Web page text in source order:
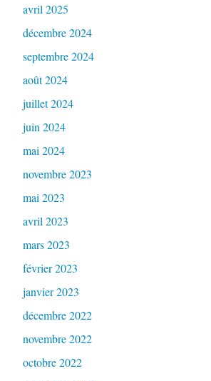
avril 2025
décembre 2024
septembre 2024
août 2024
juillet 2024
juin 2024
mai 2024
novembre 2023
mai 2023
avril 2023
mars 2023
février 2023
janvier 2023
décembre 2022
novembre 2022
octobre 2022